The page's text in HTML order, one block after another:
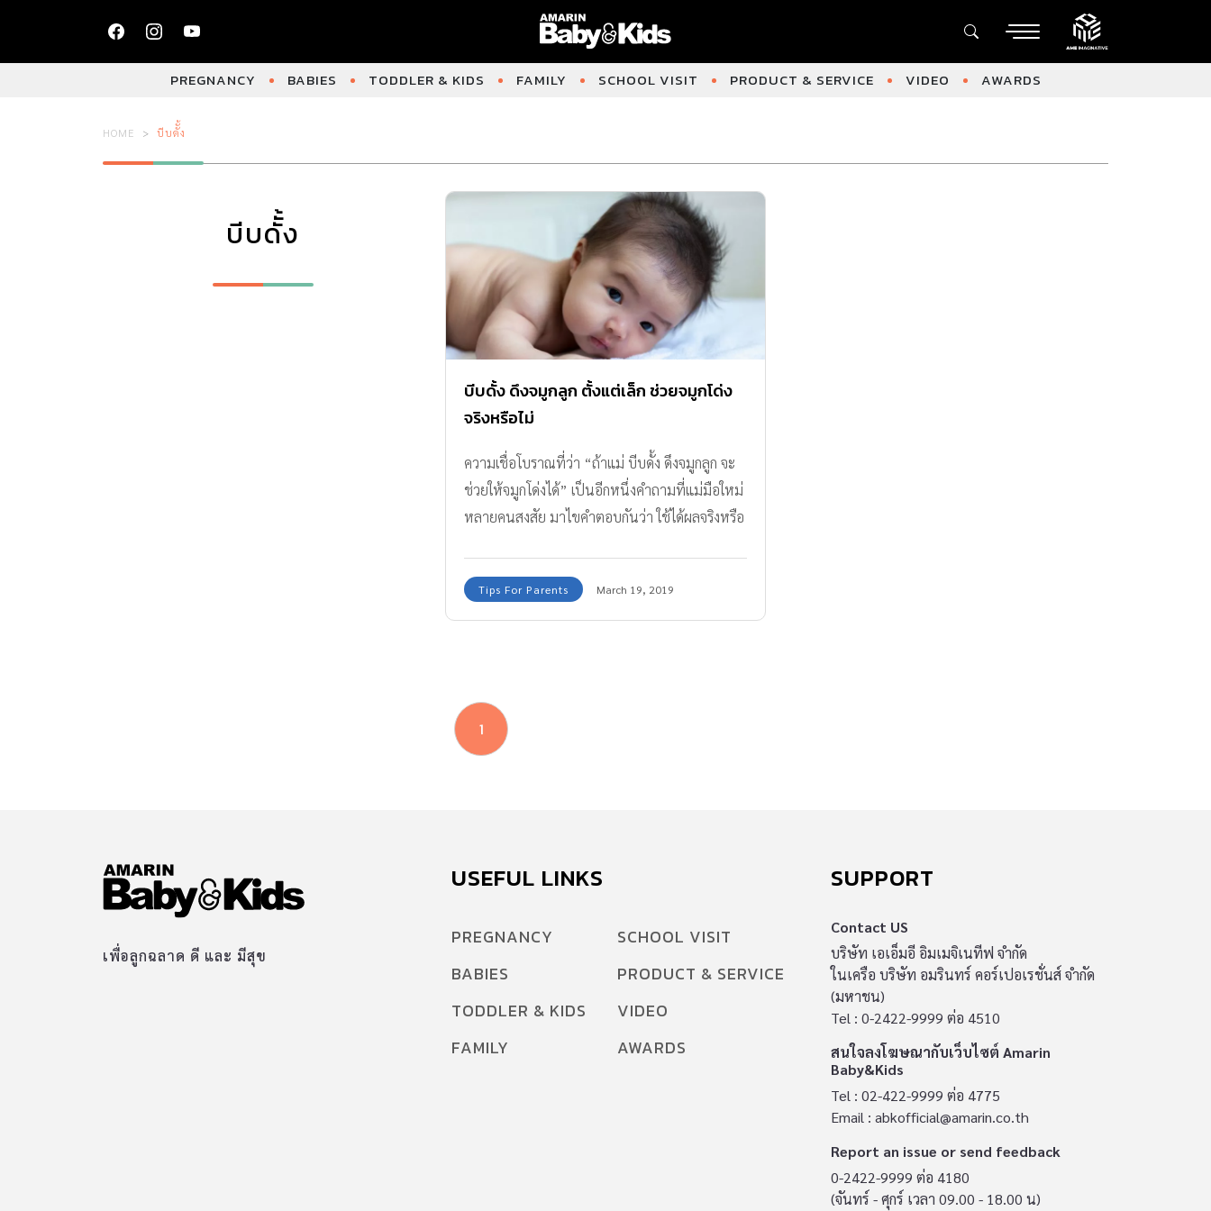
PREGNANCY BABIES TODDLER & KIDS FAMILY SCHOOL VISIT PRODUCT & SERVICE VIDEO AWARDS
HOME บีบดัั้ง
บีบดัั้ง
บีบดั้ง ดึงจมูกลูก ตั้งแต่เล็ก ช่วยจมูกโด่ง
จริงหรือไม่
ความเชื่อโบราณที่ว่า “ถ้าแม่ บีบดั้ง ดึงจมูกลูก จะ
ช่วยให้จมูกโด่งได้” เป็นอีกหนึ่งคำถามที่แม่มือใหม่
หลายคนสงสัย มาไขคำตอบกันว่า ใช้ได้ผลจริงหรือ
Tips For Parents March 19, 2019
1
เพื่อลูกฉลาด ดี และ มีสุข
USEFUL LINKS
PREGNANCY
BABIES
TODDLER & KIDS
FAMILY
SCHOOL VISIT
PRODUCT & SERVICE
VIDEO
AWARDS
SUPPORT
Contact US
บริษัท เอเอ็มอี อิมเมจิเนทีฟ จำกัด
ในเครือ บริษัท อมรินทร์ คอร์เปอเรชั่นส์ จำกัด
(มหาชน)
Tel : 0-2422-9999 ต่อ 4510
สนใจลงโฆษณากับเว็บไซต์ Amarin
Baby&Kids
Tel : 02-422-9999 ต่อ 4775
Email : abkofficial@amarin.co.th
Report an issue or send feedback
0-2422-9999 ต่อ 4180
(จันทร์ - ศุกร์ เวลา 09.00 - 18.00 น)